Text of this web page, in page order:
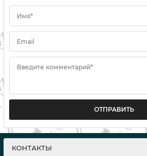
Имя*
Email
Введите комментарий*
ОТПРАВИТЬ
КОНТАКТЫ